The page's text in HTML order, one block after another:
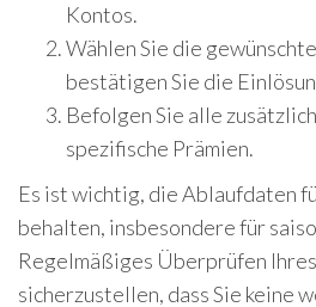
Kontos.
Wählen Sie die
bestätigen Sie die
Befolgen Sie alle
spezifische Prämien.
Es ist wichtig, die Ablaufdaten
behalten, insbesondere für
Regelmäßiges Überprüfen
sicherzustellen, dass Sie keine